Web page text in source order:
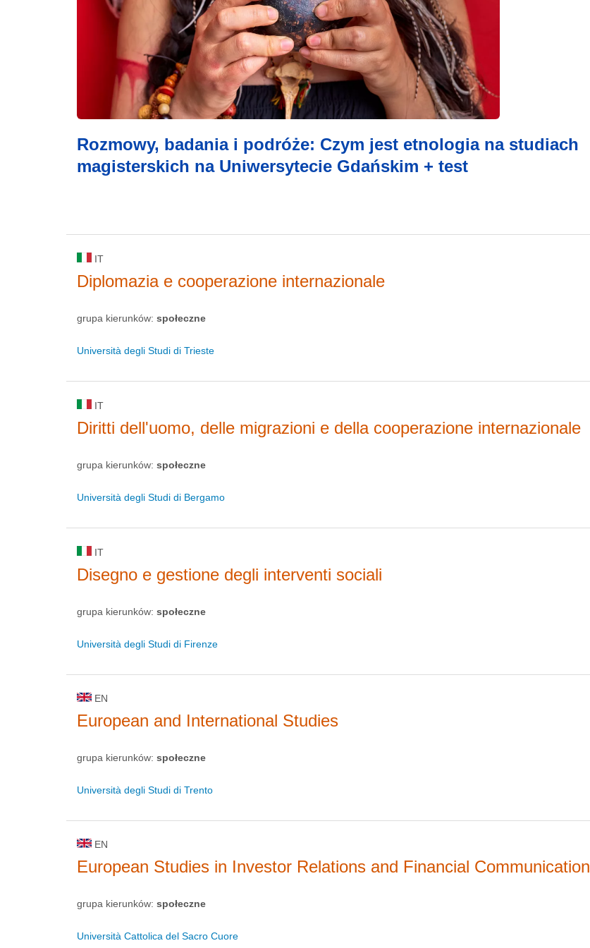
Rozmowy, badania i podróże: Czym jest etnologia na studiach
magisterskich na Uniwersytecie Gdańskim + test
IT
Diplomazia e cooperazione internazionale
grupa kierunków: społeczne
Università degli Studi di Trieste
IT
Diritti dell'uomo, delle migrazioni e della cooperazione internazionale
grupa kierunków: społeczne
Università degli Studi di Bergamo
IT
Disegno e gestione degli interventi sociali
grupa kierunków: społeczne
Università degli Studi di Firenze
EN
European and International Studies
grupa kierunków: społeczne
Università degli Studi di Trento
EN
European Studies in Investor Relations and Financial Communication
grupa kierunków: społeczne
Università Cattolica del Sacro Cuore